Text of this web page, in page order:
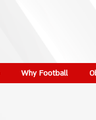
Why Football